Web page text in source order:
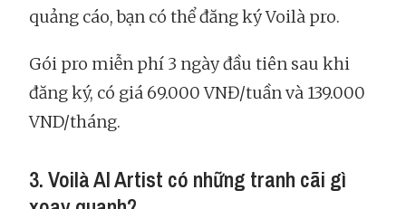
quảng cáo, bạn có thể đăng ký Voilà pro.
Gói pro miễn phí 3 ngày đầu tiên sau khi
đăng ký, có giá 69.000 VNĐ/tuần và 139.000
VND/tháng.
3. Voilà AI Artist có những tranh cãi gì